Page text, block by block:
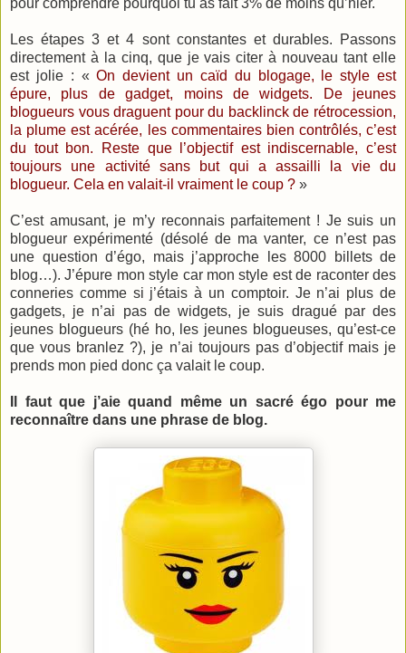
pour comprendre pourquoi tu as fait 3% de moins qu’hier.
Les étapes 3 et 4 sont constantes et durables. Passons
directement à la cinq, que je vais citer à nouveau tant elle
est jolie : «On devient un caïd du blogage, le style est
épure, plus de gadget, moins de widgets. De jeunes
blogueurs vous draguent pour du backlinck de rétrocession,
la plume est acérée, les commentaires bien contrôlés, c’est
du tout bon. Reste que l’objectif est indiscernable, c’est
toujours une activité sans but qui a assailli la vie du
blogueur. Cela en valait-il vraiment le coup ? »
C’est amusant, je m’y reconnais parfaitement ! Je suis un
blogueur expérimenté (désolé de ma vanter, ce n’est pas
une question d’égo, mais j’approche les 8000 billets de
blog…). J’épure mon style car mon style est de raconter des
conneries comme si j’étais à un comptoir. Je n’ai plus de
gadgets, je n’ai pas de widgets, je suis dragué par des
jeunes blogueurs (hé ho, les jeunes blogueuses, qu’est-ce
que vous branlez ?), je n’ai toujours pas d’objectif mais je
prends mon pied donc ça valait le coup.
Il faut que j’aie quand même un sacré égo pour me
reconnaître dans une phrase de blog.